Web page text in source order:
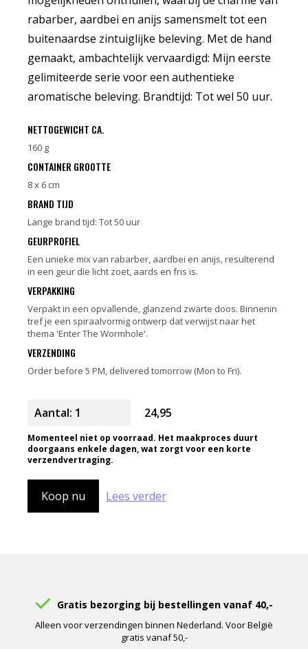
rabarber, aardbei en anijs samensmelt tot een
buitenaardse zintuiglijke beleving. Met de hand
gemaakt, ambachtelijk vervaardigd: Mijn eerste
gelimiteerde serie voor een authentieke
aromatische beleving. Brandtijd: Tot wel 50 uur.
NETTOGEWICHT CA.
160 g
CONTAINER GROOTTE
8 x 6 cm
BRAND TIJD
Lange brand tijd: Tot 50 uur
GEURPROFIEL
Een unieke mix van rabarber, aardbei en anijs, resulterend
in een geur die licht zoet, aards en fris is.
VERPAKKING
Verpakt in een opvallende, glanzend zwarte doos. Binnenin
tref je een spiraalvormig ontwerp dat verwijst naar het
thema 'Enter The Wormhole'.
VERZENDING
Order before 5 PM, delivered tomorrow (Mon to Fri).
24,95
Momenteel niet op voorraad. Het maakproces duurt
doorgaans enkele dagen, wat zorgt voor een korte
verzendvertraging.
Koop nu Lees verder
Gratis bezorging bij bestellingen vanaf 40,-
Alleen voor verzendingen binnen Nederland. Voor België
gratis vanaf 50,-